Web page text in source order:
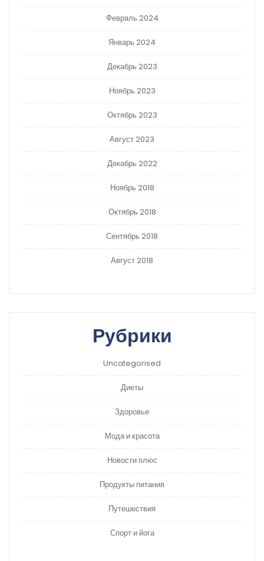
Февраль 2024
Январь 2024
Декабрь 2023
Ноябрь 2023
Октябрь 2023
Август 2023
Декабрь 2022
Ноябрь 2018
Октябрь 2018
Сентябрь 2018
Август 2018
Рубрики
Uncategorised
Диеты
Здоровье
Мода и красота
Новости плюс
Продукты питания
Путешествия
Спорт и йога